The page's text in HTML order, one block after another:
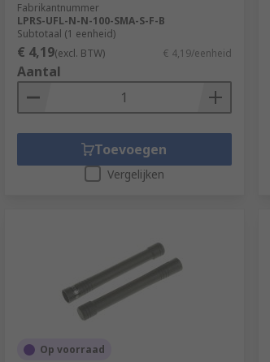
Fabrikantnummer
LPRS-UFL-N-N-100-SMA-S-F-B
Subtotaal (1 eenheid)
€ 4,19(excl. BTW) € 4,19/eenheid
Aantal
Toevoegen
Vergelijken
Op voorraad